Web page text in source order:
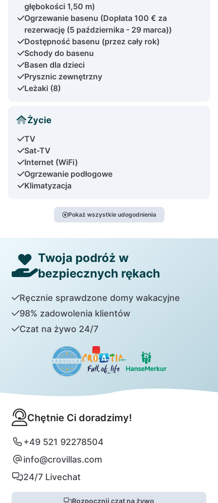
głębokości 1,50 m)
Ogrzewanie basenu (Dopłata 100 € za
rezerwację (5 października - 29 marca))
Dostępność basenu (przez cały rok)
Schody do basenu
Basen dla dzieci
Prysznic zewnętrzny
Leżaki (8)
Życie
TV
Sat-TV
Internet (WiFi)
Ogrzewanie podłogowe
Klimatyzacja
Pokaż wszystkie udogodnienia
Twoja podróż w
bezpiecznych rękach
Ręcznie sprawdzone domy wakacyjne
98% zadowolenia klientów
Czat na żywo 24/7
Chętnie Ci doradzimy!
+49 521 92278504
info@crovillas.com
24/7 Livechat
Rozpocznij czat na żywo